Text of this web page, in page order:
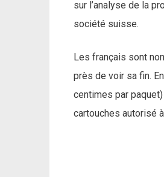
sur l’analyse de la
société suisse.
Les français sont
près de voir sa fin.
centimes par
cartouches autorisé